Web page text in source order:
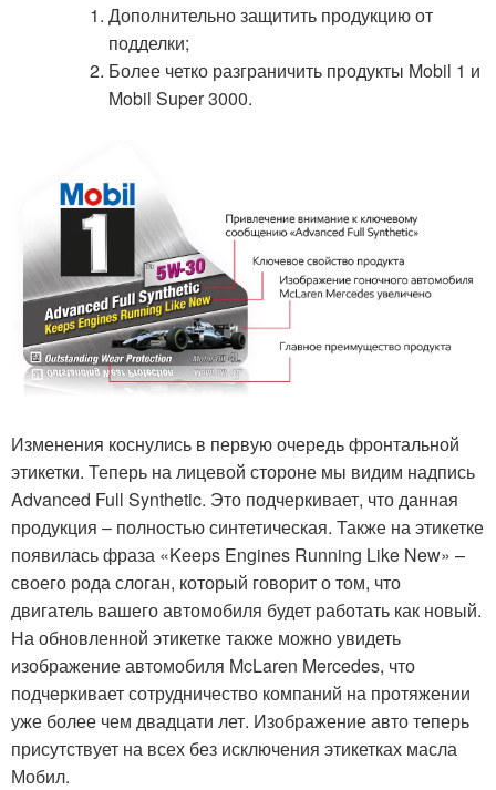
Дополнительно защитить продукцию от
подделки;
Более четко разграничить продукты Mobil 1 и
Mobil Super 3000.
Изменения коснулись в первую очередь фронтальной
этикетки. Теперь на лицевой стороне мы видим надпись
Advanced Full Synthetic. Это подчеркивает, что данная
продукция – полностью синтетическая. Также на этикетке
появилась фраза «Keeps Engines Running Like New» –
своего рода слоган, который говорит о том, что
двигатель вашего автомобиля будет работать как новый.
На обновленной этикетке также можно увидеть
изображение автомобиля McLaren Mercedes, что
подчеркивает сотрудничество компаний на протяжении
уже более чем двадцати лет. Изображение авто теперь
присутствует на всех без исключения этикетках масла
Мобил.